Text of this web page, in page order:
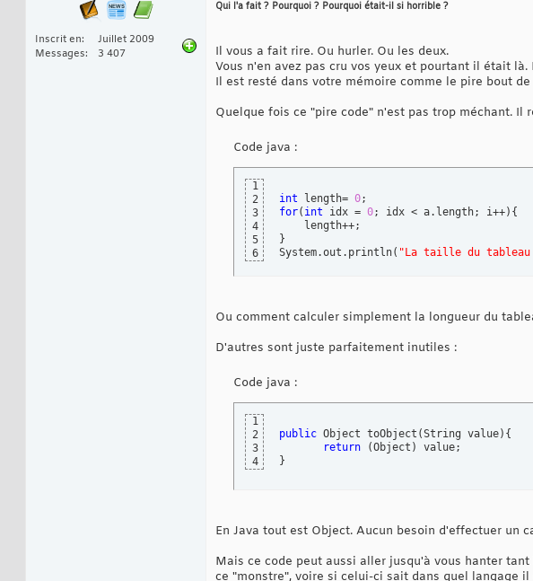
Inscrit en
Juillet 2009
Messages
3 407
Qui l'a fait ? Pourquoi ? Pourquoi était-il si horrible ?
Il vous a fait rire. Ou hurler. Ou les deux.
Vous n'en avez pas cru vos yeux et pourtant il était
Il est resté dans votre mémoire comme le pire bout
Quelque fois ce "pire code" n'est pas trop méchant. Il
Code java :
1
2
3
4
5
6
int length= 0
for( int idx = 0; idx < a.length; i++) {
}
System.out.println( "La taille du
Ou comment calculer simplement la longueur du
D'autres sont juste parfaitement inutiles :
Code java :
1
2
3
4
public Object toObject (String value) {
return
(Object )
}
En Java tout est Object. Aucun besoin d'effectuer un
Mais ce code peut aussi aller jusqu'à vous hanter
ce "monstre", voire si celui-ci sait dans quel langage il